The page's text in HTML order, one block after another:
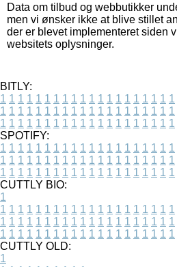
Data om tilbud og webbutikker
men vi ønsker ikke at blive stillet
der er blevet implementeret siden
websitets oplysninger.
BITLY:
1 1 1 1 1 1 1 1 1 1 1 1 1 1 1 1 1 1 1 1
1 1 1 1 1 1 1 1 1 1 1 1 1 1 1 1 1 1 1 1
1 1 1 1 1 1 1 1 1 1 1 1 1 1 1 1 1 1 1 1
SPOTIFY:
1 1 1 1 1 1 1 1 1 1 1 1 1 1 1 1 1 1 1 1
1 1 1 1 1 1 1 1 1 1 1 1 1 1 1 1 1 1 1 1
1 1 1 1 1 1 1 1 1 1 1 1 1 1 1 1 1 1 1 1
CUTTLY BIO:
1
1 1 1 1 1 1 1 1 1 1 1 1 1 1 1 1 1 1 1 1
1 1 1 1 1 1 1 1 1 1 1 1 1 1 1 1 1 1 1 1
1 1 1 1 1 1 1 1 1 1 1 1 1 1 1 1 1 1 1 1
CUTTLY OLD:
1